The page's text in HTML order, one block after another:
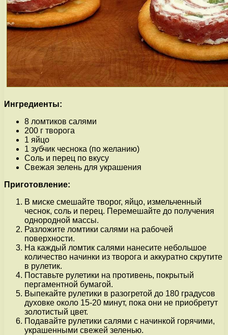
Ингредиенты:
8 ломтиков салями
200 г творога
1 яйцо
1 зубчик чеснока (по желанию)
Соль и перец по вкусу
Свежая зелень для украшения
Приготовление:
В миске смешайте творог, яйцо, измельченный
чеснок, соль и перец. Перемешайте до получения
однородной массы.
Разложите ломтики салями на рабочей
поверхности.
На каждый ломтик салями нанесите небольшое
количество начинки из творога и аккуратно скрутите
в рулетик.
Поставьте рулетики на противень, покрытый
пергаментной бумагой.
Выпекайте рулетики в разогретой до 180 градусов
духовке около 15-20 минут, пока они не приобретут
золотистый цвет.
Подавайте рулетики салями с начинкой горячими,
украшенными свежей зеленью.